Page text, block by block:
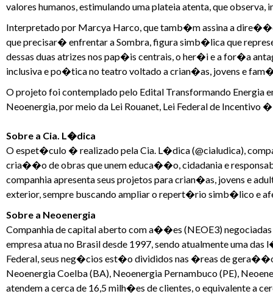
valores humanos, estimulando uma plateia atenta, que
Interpretado por Marcya Harco, que tamb�m assina a
que precisar� enfrentar a Sombra, figura simb�lica que
dessas duas atrizes nos pap�is centrais, o her�i e a for�a
inclusiva e po�tica no teatro voltado a crian�as, jovens e
O projeto foi contemplado pelo Edital Transformando
Neoenergia, por meio da Lei Rouanet, Lei Federal de Incentivo
Sobre a Cia. L�dica
O espet�culo � realizado pela Cia. L�dica (@cialudica),
cria��o de obras que unem educa��o, cidadania e
companhia apresenta seus projetos para crian�as, jovens e
exterior, sempre buscando ampliar o repert�rio simb�lico e
Sobre a Neoenergia
Companhia de capital aberto com a��es (NEOE3)
empresa atua no Brasil desde 1997, sendo atualmente uma
Federal, seus neg�cios est�o divididos nas �reas de
Neoenergia Coelba (BA), Neoenergia Pernambuco (PE),
atendem a cerca de 16,5 milh�es de clientes, o equivalente a